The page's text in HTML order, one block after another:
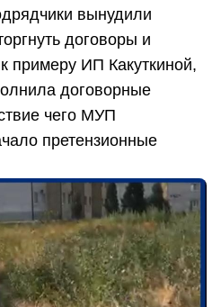
вынудили
договоры и
примеру ИП Какуткиной,
договорные
чего МУП
претензионные